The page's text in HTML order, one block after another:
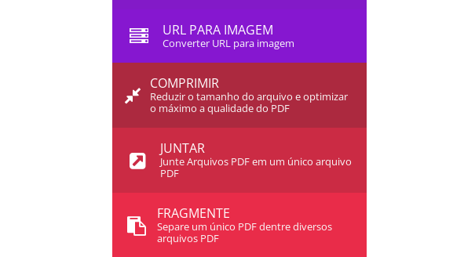
URL PARA IMAGEM
Converter URL para imagem
COMPRIMIR
Reduzir o tamanho do arquivo e optimizar
o máximo a qualidade do PDF
JUNTAR
Junte Arquivos PDF em um único arquivo
PDF
FRAGMENTE
Separe um único PDF dentre diversos
arquivos PDF